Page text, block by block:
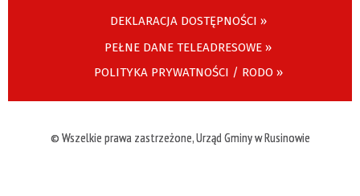
DEKLARACJA DOSTĘPNOŚCI »
PEŁNE DANE TELEADRESOWE »
POLITYKA PRYWATNOŚCI / RODO »
© Wszelkie prawa zastrzeżone, Urząd Gminy w Rusinowie